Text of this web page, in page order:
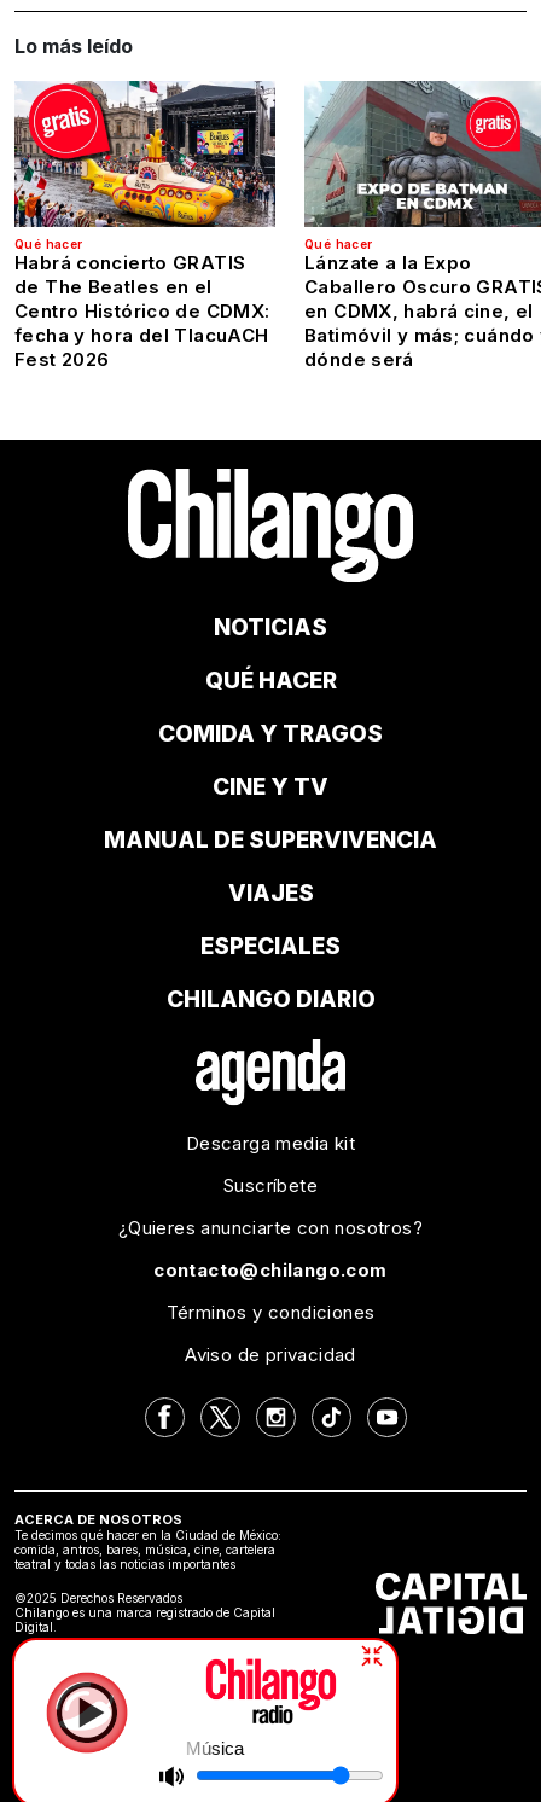
Música
Lo más leído
Qué hacer
Habrá concierto GRATIS
de The Beatles en el
Centro Histórico de CDMX:
fecha y hora del TlacuACH
Fest 2026
Qué hacer
Lánzate a la Expo
Caballero Oscuro
en CDMX, habrá cine, el
Batimóvil y más; cuándo
dónde será
NOTICIAS
QUÉ HACER
COMIDA Y TRAGOS
CINE Y TV
MANUAL DE SUPERVIVENCIA
VIAJES
ESPECIALES
CHILANGO DIARIO
Descarga media kit
Suscríbete
¿Quieres anunciarte con nosotros?
contacto@chilango.com
Términos y condiciones
Aviso de privacidad
ACERCA DE NOSOTROS
Te decimos qué hacer en la Ciudad de México:
comida, antros, bares, música, cine, cartelera
teatral y todas las noticias importantes
©2025 Derechos Reservados
Chilango es una marca registrado de Capital
Digital.